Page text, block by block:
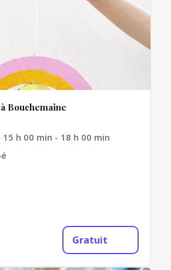
Bouchemaine
h 00 min - 18 h 00 min
Gratuit